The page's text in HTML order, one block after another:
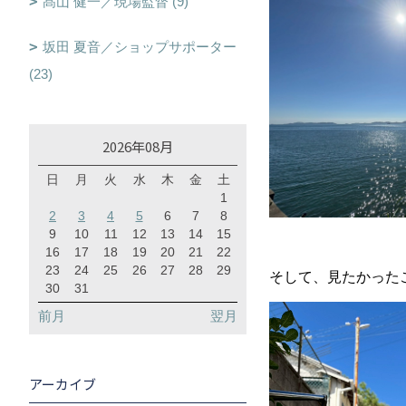
そして、見たかっ
坂田 夏音／ショップサポーター
(23)
2026年08月
日 月 火 水 木 金
土
1
2
3 4 5 6 7
8
9
10 11 12 13 14
15
16
17 18 19 20 21
22
23
24 25 26 27 28
29
30
31
前月 翌月
アーカイブ